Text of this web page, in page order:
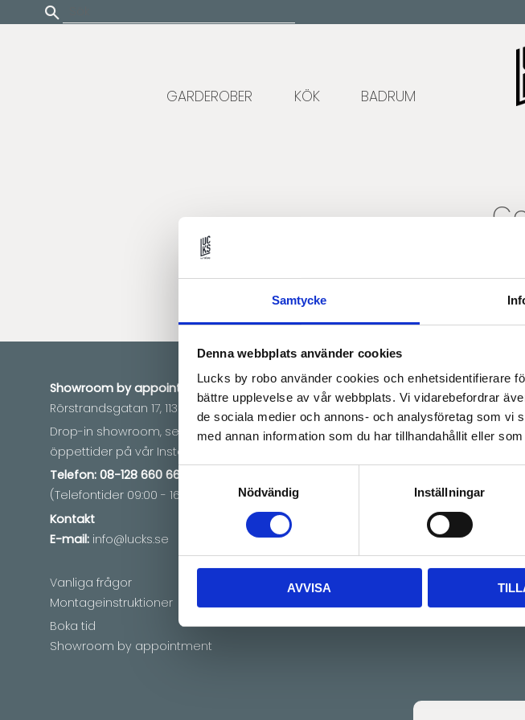
Samtycke
Denna webbplats använder cookies
Lucks by robo använder cookies och enhetsidentifierare
bättre upplevelse av vår webbplats. Vi vidarebefordrar
de sociala medier och annons- och analysföretag som vi
med annan information som du har tillhandahållit eller
Samtyckesval
Nödvändig
Inställningar
AVVISA
Update cookies preferences
GARDEROBER KÖK BADRUM
Inga
Showroom byappointment
Rörstrandsgatan 17, 113 41 Stockholm
Drop-in showroom, se aktuella
öppettider på vår Instagram.
Telefon: 08-128 660 66
(Telefontider 09:00 - 16:00)
Kontakt
E-mail: info@lucks.se
Vanliga frågor
Montageinstruktioner
Boka tid
Showroom by appointment
Information
Mina sidor
Om oss
Köpvillkor
Vi levererar över hela Norden samt
länder inom EU.